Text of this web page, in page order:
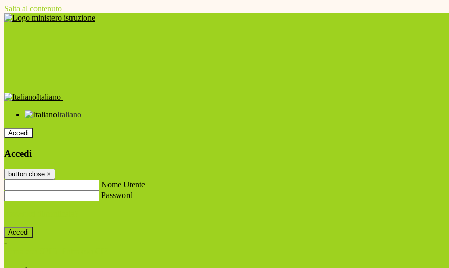
Salta al contenuto
Italiano
Italiano
Accedi
Accedi
button close ×
Nome Utente
Password
-